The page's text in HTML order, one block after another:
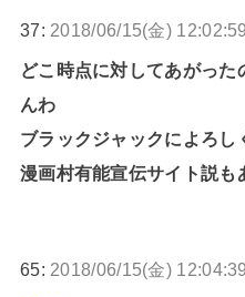
37: 2018/06/15(金)
どこ時点に対してあがった
んわ
ブラックジャックによろし
漫画村有能宣伝サイト説も
65: 2018/06/15(金)